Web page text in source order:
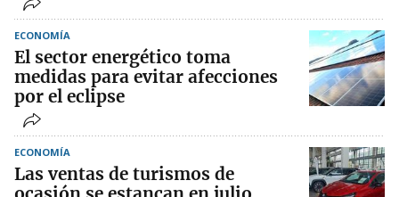
ECONOMÍA
El sector energético toma
medidas para evitar afecciones
por el eclipse
ECONOMÍA
Las ventas de turismos de